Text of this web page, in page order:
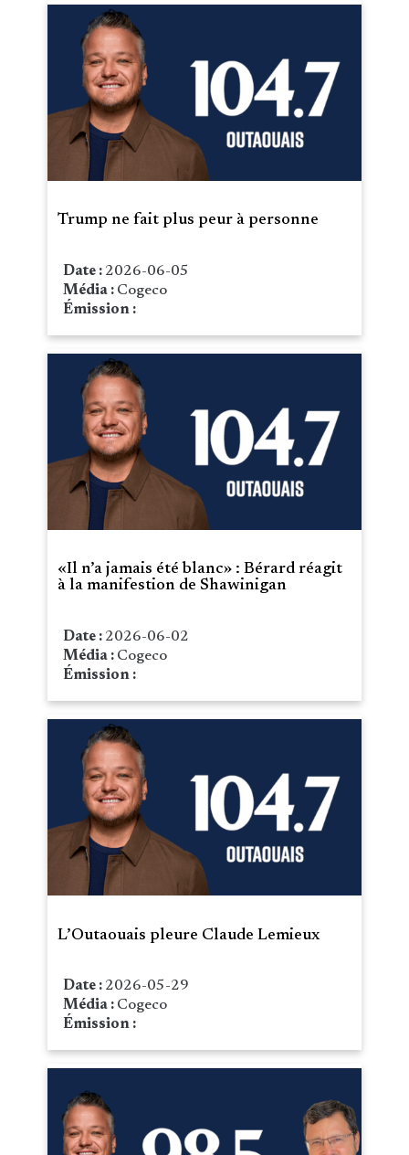
Trump ne fait plus peur à personne
Date : 2026-06-05
Média : Cogeco
Émission :
«Il n’a jamais été blanc» : Bérard réagit
à la manifestion de Shawinigan
Date : 2026-06-02
Média : Cogeco
Émission :
L’Outaouais pleure Claude Lemieux
Date : 2026-05-29
Média : Cogeco
Émission :